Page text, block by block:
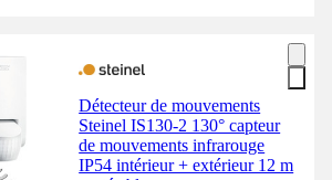
Détecteur de mouvements
Steinel IS130-2 130° capteur
de mouvements infrarouge
IP54 intérieur + extérieur 12 m